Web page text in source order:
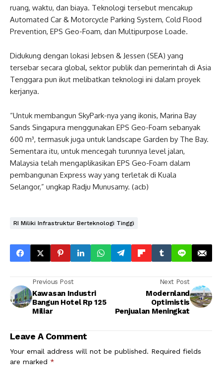
ruang, waktu, dan biaya. Teknologi tersebut mencakup
Automated Car & Motorcycle Parking System, Cold Flood
Prevention, EPS Geo-Foam, dan Multipurpose Loade.
Didukung dengan lokasi Jebsen & Jessen (SEA) yang
tersebar secara global, sektor publik dan pemerintah di Asia
Tenggara pun ikut melibatkan teknologi ini dalam proyek
kerjanya.
“Untuk membangun SkyPark-nya yang ikonis, Marina Bay
Sands Singapura menggunakan EPS Geo-Foam sebanyak
600 m³, termasuk juga untuk landscape Garden by The Bay.
Sementara itu, untuk mencegah turunnya level jalan,
Malaysia telah mengaplikasikan EPS Geo-Foam dalam
pembangunan Express way yang terletak di Kuala
Selangor,” ungkap Radju Munusamy. (acb)
RI Miliki Infrastruktur Berteknologi Tinggi
Previous Post
Kawasan Industri
Bangun Hotel Rp 125
Miliar
Next Post
Modernland
Optimistis
Penjualan Meningkat
Leave A Comment
Your email address will not be published. Required fields
are marked *